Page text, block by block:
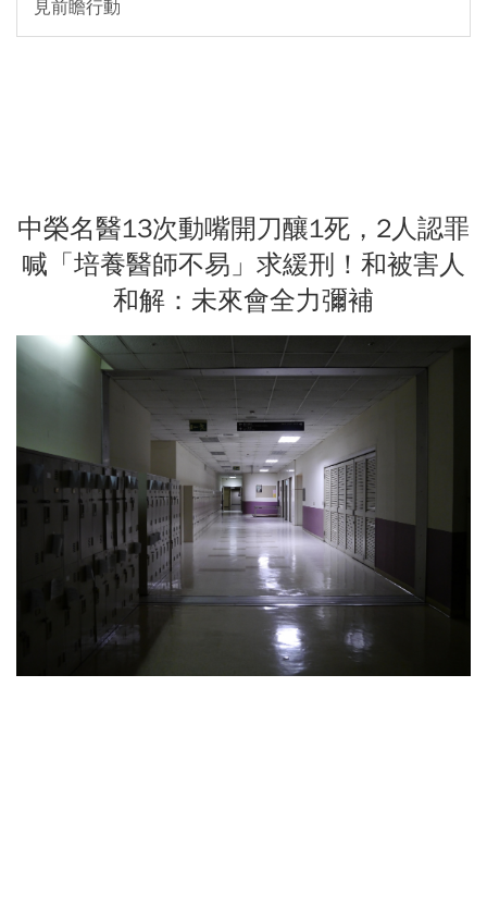
見前瞻行動
中榮名醫13次動嘴開刀釀1死，2人認罪
喊「培養醫師不易」求緩刑！和被害人
和解：未來會全力彌補